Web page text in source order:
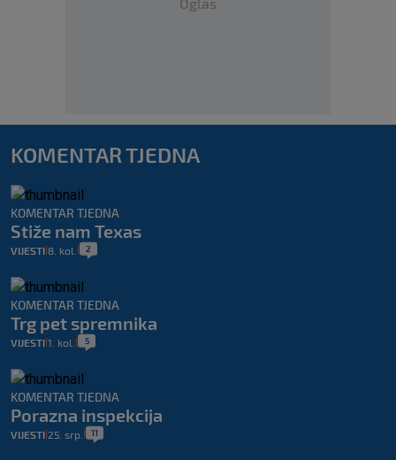
KOMENTAR TJEDNA
KOMENTAR TJEDNA
Stiže nam Texas
VIJESTI 8. kol. 2
KOMENTAR TJEDNA
Trg pet spremnika
VIJESTI 1. kol. 5
KOMENTAR TJEDNA
Porazna inspekcija
VIJESTI 25. srp. 11